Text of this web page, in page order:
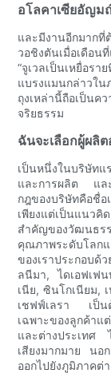
อโลคาเซียอัญม
และมีงานอีกมา
วอชิงตันเมื่อเดือน
“จูเวลเป็นเหยื่อร
แบรงแมนกล่าวใน
ถุงเหล่านี้ถือเป็
จริยธรรม
ฉันจะเลือกผู้ผลิ
เป็นหนึ่งในบริษัท
และการผลิต และ
กฎของบริษัทคือชื่
เพียงแต่เป็นแนว
สำคัญของวัฒนธร
คุณภาพระดับโล
ของเราประกอบด้
ลนีมา, ไดเอฟเฟ
เนีย, ซินโกเนียม,
เชฟฟ์เลรา เป็น
เฉพาะของลูกค้าแ
และต่างประเทศ
เสียงมากมาย นอ
ออกไปยังภูมิภาคต่